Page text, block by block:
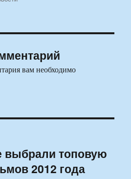
вам необходимо
выбрали топовую
2012 года